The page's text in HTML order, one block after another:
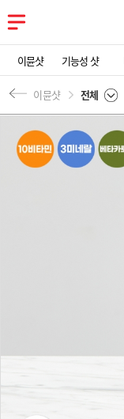
이뮨샷 기능성 샷
이뮨샷 전체